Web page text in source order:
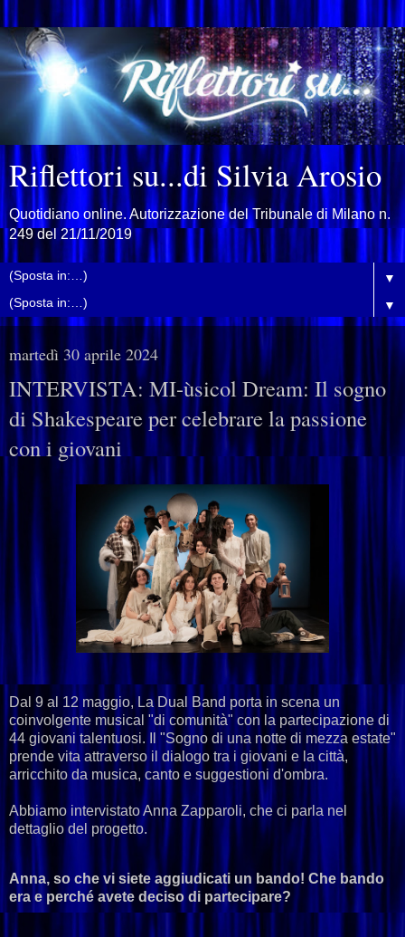
Riflettori su...di Silvia Arosio
Quotidiano online. Autorizzazione del Tribunale di Milano n.
249 del 21/11/2019
▼
▼
martedì 30 aprile 2024
INTERVISTA: MI-ùsicol Dream: Il sogno
di Shakespeare per celebrare la passione
con i giovani
Dal 9 al 12 maggio, La Dual Band porta in scena un
coinvolgente musical "di comunità" con la partecipazione di
44 giovani talentuosi. Il "Sogno di una notte di mezza estate"
prende vita attraverso il dialogo tra i giovani e la città,
arricchito da musica, canto e suggestioni d'ombra.
Abbiamo intervistato Anna Zapparoli, che ci parla nel
dettaglio del progetto.
Anna, so che vi siete aggiudicati un bando! Che bando
era e perché avete deciso di partecipare?